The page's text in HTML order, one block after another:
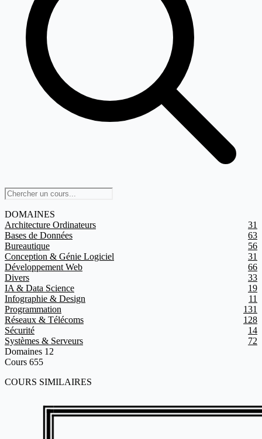
DOMAINES
Architecture Ordinateurs
31
Bases de Données
63
Bureautique
56
Conception & Génie Logiciel
31
Développement Web
66
Divers
33
IA & Data Science
19
Infographie & Design
11
Programmation
131
Réseaux & Télécoms
128
Sécurité
14
Systèmes & Serveurs
72
Domaines 12
Cours 655
COURS SIMILAIRES